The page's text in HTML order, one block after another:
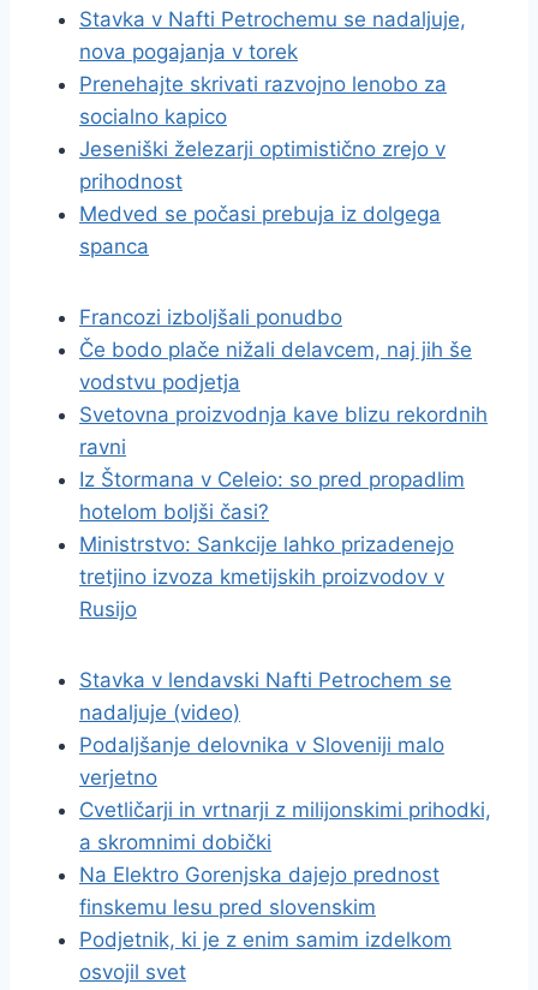
Stavka v Nafti Petrochemu se nadaljuje,
nova pogajanja v torek
Prenehajte skrivati razvojno lenobo za
socialno kapico
Jeseniški železarji optimistično zrejo v
prihodnost
Medved se počasi prebuja iz dolgega
spanca
Francozi izboljšali ponudbo
Če bodo plače nižali delavcem, naj jih še
vodstvu podjetja
Svetovna proizvodnja kave blizu rekordnih
ravni
Iz Štormana v Celeio: so pred propadlim
hotelom boljši časi?
Ministrstvo: Sankcije lahko prizadenejo
tretjino izvoza kmetijskih proizvodov v
Rusijo
Stavka v lendavski Nafti Petrochem se
nadaljuje (video)
Podaljšanje delovnika v Sloveniji malo
verjetno
Cvetličarji in vrtnarji z milijonskimi prihodki,
a skromnimi dobički
Na Elektro Gorenjska dajejo prednost
finskemu lesu pred slovenskim
Podjetnik, ki je z enim samim izdelkom
osvojil svet